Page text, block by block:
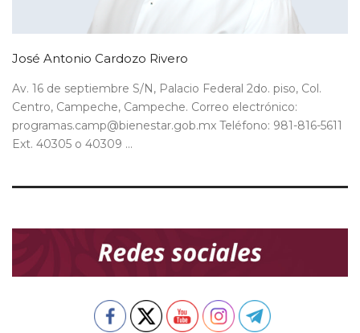
José Antonio Cardozo Rivero
Av. 16 de septiembre S/N, Palacio Federal 2do. piso, Col.
Centro, Campeche, Campeche. Correo electrónico:
programas.camp@bienestar.gob.mx Teléfono: 981-816-5611
Ext. 40305 o 40309 ...